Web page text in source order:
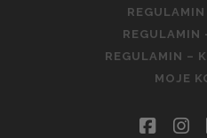
REGULAMIN
REGULAMIN –
MOJE